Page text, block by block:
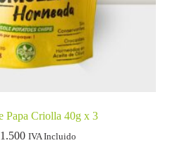
Papa Criolla 40g x 3
IVA Incluido